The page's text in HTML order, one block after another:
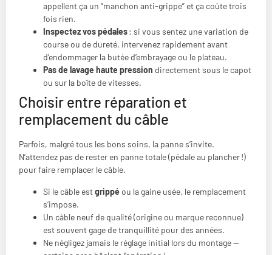
appellent ça un “manchon anti-grippe” et ça coûte trois
fois rien.
Inspectez vos pédales: si vous sentez une variation de
course ou de dureté, intervenez rapidement avant
d’endommager la butée d’embrayage ou le plateau.
Pas de lavage haute pression directement sous le capot
ou sur la boîte de vitesses.
Choisir entre réparation et
remplacement du câble
Parfois, malgré tous les bons soins, la panne s’invite.
N’attendez pas de rester en panne totale (pédale au plancher !)
pour faire remplacer le câble.
Si le câble estgrippé ou la gaine usée, le remplacement
s’impose.
Un câble neuf de qualité (origine ou marque reconnue)
est souvent gage de tranquillité pour des années.
Ne négligez jamais le réglage initial lors du montage —